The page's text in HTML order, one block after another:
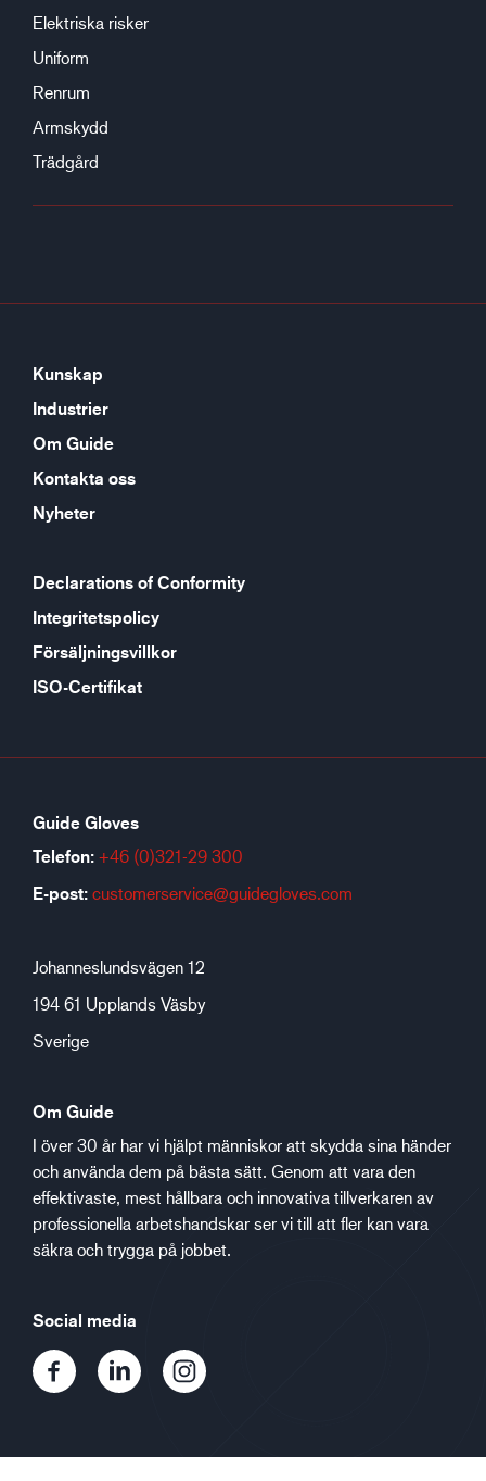
Elektriska risker
Uniform
Renrum
Armskydd
Trädgård
Kunskap
Industrier
Om Guide
Kontakta oss
Nyheter
Declarations of Conformity
Integritetspolicy
Försäljningsvillkor
ISO-Certifikat
Guide Gloves
Telefon: +46 (0)321-29 300
E-post: customerservice@guidegloves.com
Johanneslundsvägen 12
194 61 Upplands Väsby
Sverige
Om Guide
I över 30 år har vi hjälpt människor att skydda sina händer
och använda dem på bästa sätt. Genom att vara den
effektivaste, mest hållbara och innovativa tillverkaren av
professionella arbetshandskar ser vi till att fler kan vara
säkra och trygga på jobbet.
Social media